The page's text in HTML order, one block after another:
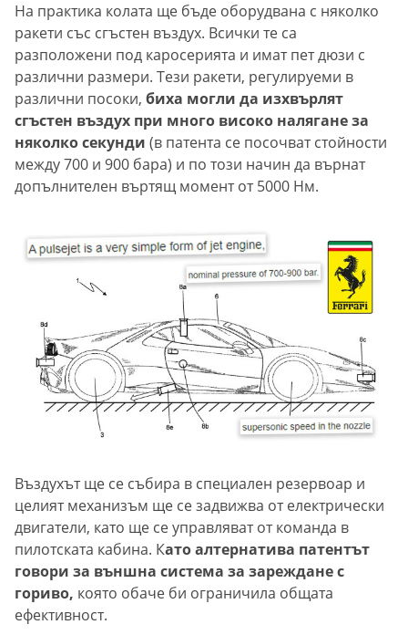
На практика колата ще бъде оборудвана с няколко
ракети със сгъстен въздух. Всички те са
разположени под каросерията и имат пет дюзи с
различни размери. Тези ракети, регулируеми в
различни посоки, биха могли да изхвърлят
сгъстен въздух при много високо налягане за
няколко секунди (в патента се посочват стойности
между 700 и 900 бара) и по този начин да върнат
допълнителен въртящ момент от 5000 Нм.
Въздухът ще се събира в специален резервоар и
целият механизъм ще се задвижва от електрически
двигатели, като ще се управляват от команда в
пилотската кабина. Като алтернатива патентът
говори за външна система за зареждане с
гориво, която обаче би ограничила общата
ефективност.